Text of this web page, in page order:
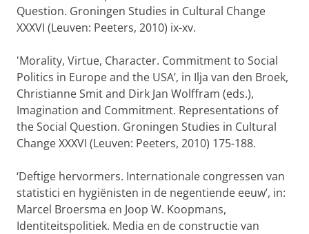
Question. Groningen Studies in Cultural Change
XXXVI (Leuven: Peeters, 2010) ix-xv.
'Morality, Virtue, Character. Commitment to Social
Politics in Europe and the USA’, in Ilja van den Broek,
Christianne Smit and Dirk Jan Wolffram (eds.),
Imagination and Commitment. Representations of
the Social Question. Groningen Studies in Cultural
Change XXXVI (Leuven: Peeters, 2010) 175-188.
‘Deftige hervormers. Internationale congressen van
statistici en hygiënisten in de negentiende eeuw’, in:
Marcel Broersma en Joop W. Koopmans,
Identiteitspolitiek. Media en de constructie van